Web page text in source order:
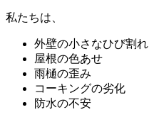
私たちは、
外壁の小さなひび割れ
屋根の色あせ
雨樋の歪み
コーキングの劣化
防水の不安